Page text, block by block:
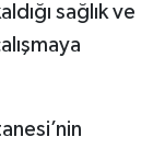
sağlık ve